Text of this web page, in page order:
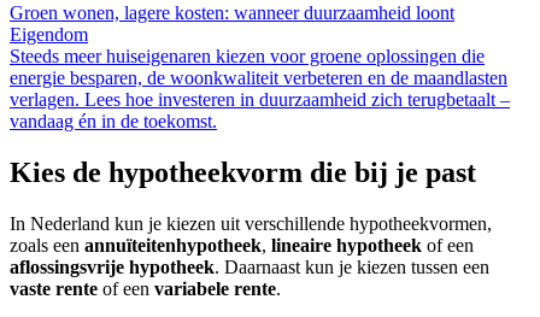
Groen wonen, lagere kosten: wanneer duurzaamheid loont
Eigendom
Steeds meer huiseigenaren kiezen voor groene oplossingen die
energie besparen, de woonkwaliteit verbeteren en de maandlasten
verlagen. Lees hoe investeren in duurzaamheid zich terugbetaalt –
vandaag én in de toekomst.
Kies de hypotheekvorm die bij je past
In Nederland kun je kiezen uit verschillende hypotheekvormen,
zoals een annuïteitenhypotheek, lineaire hypotheek of een
aflossingsvrije hypotheek. Daarnaast kun je kiezen tussen een
vaste rente of een variabele rente.